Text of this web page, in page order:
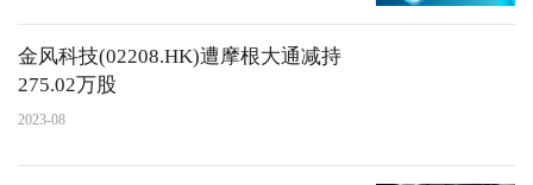
金风科技(02208.HK)遭摩根大通减持
275.02万股
2023-08